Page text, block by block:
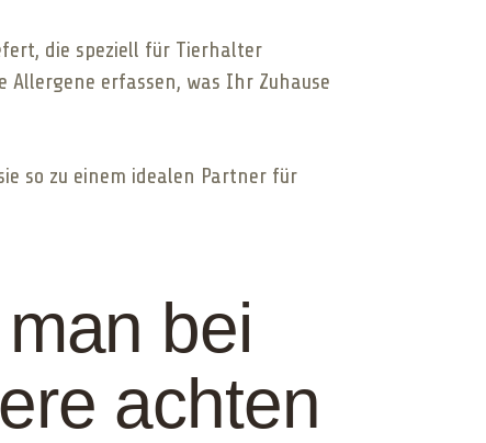
die speziell für Tierhalter
Allergene erfassen, was Ihr Zuhause
so zu einem idealen Partner für
bei
achten